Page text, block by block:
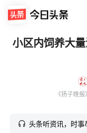
小区内饲养大
《扬子晚
头条听资讯，时事